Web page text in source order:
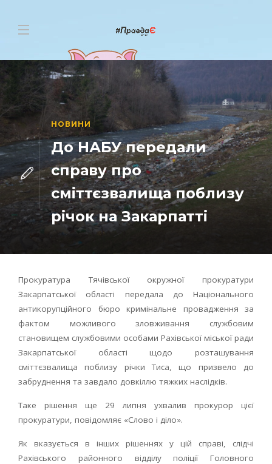
НОВИНИ
До НАБУ передали
справу про
сміттєзвалища поблизу
річок на Закарпатті
Прокуратура Тячівської окружної прокуратури
Закарпатської області передала до Національного
антикорупційного бюро кримінальне провадження за
фактом можливого зловживання службовим
становищем службовими особами Рахівської міської ради
Закарпатської області щодо розташування
сміттєзвалища поблизу річки Тиса, що призвело до
забруднення та завдало довкіллю тяжких наслідків.
Таке рішення ще 29 липня ухвалив прокурор цієї
прокуратури, повідомляє «Слово і діло».
Як вказується в інших рішеннях у цій справі, слідчі
Рахівського районного відділу поліції Головного